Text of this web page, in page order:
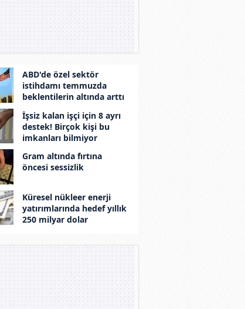
ABD'de özel sektör
istihdamı temmuzda
beklentilerin altında arttı
İşsiz kalan işçi için 8 ayrı
destek! Birçok kişi bu
imkanları bilmiyor
Gram altında fırtına
öncesi sessizlik
Küresel nükleer enerji
yatırımlarında hedef yıllık
250 milyar dolar